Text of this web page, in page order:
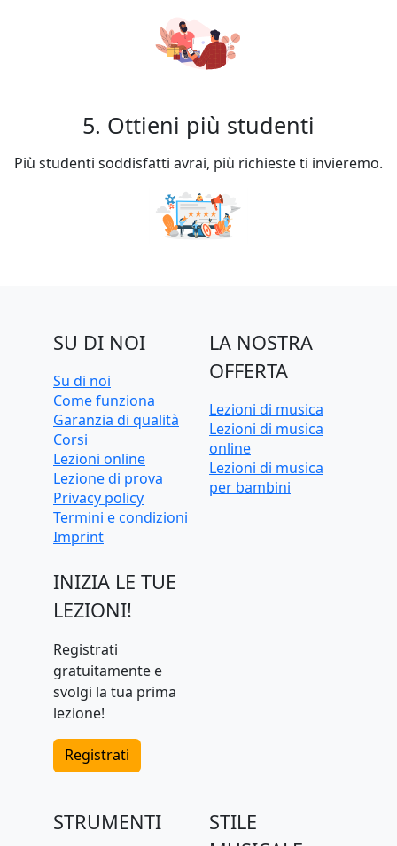
5. Ottieni più studenti
Più studenti soddisfatti avrai, più richieste ti invieremo.
SU DI NOI
Su di noi
Come funziona
Garanzia di qualità
Corsi
Lezioni online
Lezione di prova
Privacy policy
Termini e condizioni
Imprint
INIZIA LE TUE
LEZIONI!
Registrati
gratuitamente e
svolgi la tua prima
lezione!
Registrati
LA NOSTRA
OFFERTA
Lezioni di musica
Lezioni di musica
online
Lezioni di musica
per bambini
STRUMENTI
STILE